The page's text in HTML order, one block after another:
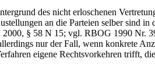
des nicht erloschenen
an die Parteien selber sind
2000, § 58 N 15; vgl. RBOG 1990 Nr.
nur der Fall, wenn konkrete
eigene Rechtsvorkehren trifft,